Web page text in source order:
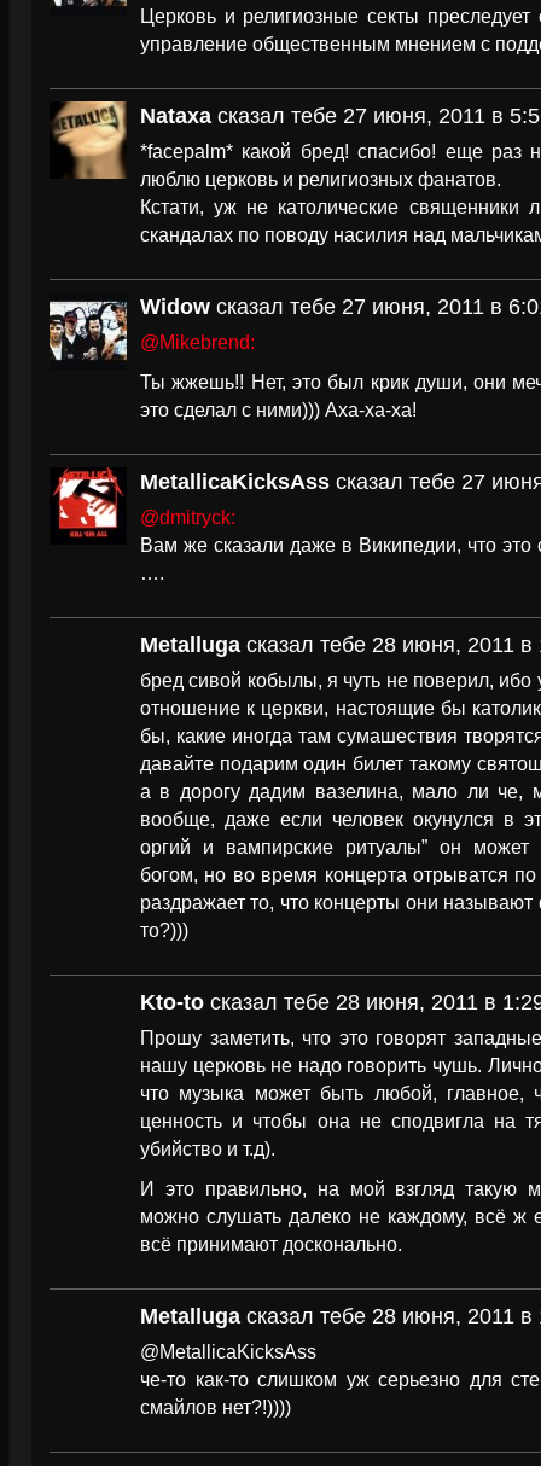
Церковь и религиозные секты
управление общественным мнением с
Nataxa сказал тебе 27 июня, 2011 в
*facepalm* какой бред! спасибо! еще раз
люблю церковь и религиозных фанатов.
Кстати, уж не католические священники
скандалах по поводу насилия над
Widow сказал тебе 27 июня, 2011 в
@Mikebrend:
Ты жжешь!! Нет, это был крик души, они
это сделал с ними))) Аха-ха-ха!
MetallicaKicksAss сказал тебе 27
@dmitryck:
Вам же сказали даже в Википедии, что это
….
Metalluga сказал тебе 28 июня, 2011 в
бред сивой кобылы, я чуть не поверил,
отношение к церкви, настоящие бы
бы, какие иногда там сумашествия
давайте подарим один билет такому
а в дорогу дадим вазелина, мало ли че,
вообще, даже если человек окунулся в
оргий и вампирские ритуалы” он может
богом, но во время концерта отрыватся
раздражает то, что концерты они
то?)))
Kto-to сказал тебе 28 июня, 2011 в
Прошу заметить, что это говорят
нашу церковь не надо говорить чушь.
что музыка может быть любой, главное,
ценность и чтобы она не сподвигла на
убийство и т.д).
И это правильно, на мой взгляд такую
можно слушать далеко не каждому, всё ж
всё принимают досконально.
Metalluga сказал тебе 28 июня, 2011 в
@MetallicaKicksAss
че-то как-то слишком уж серьезно для
смайлов нет?!))))